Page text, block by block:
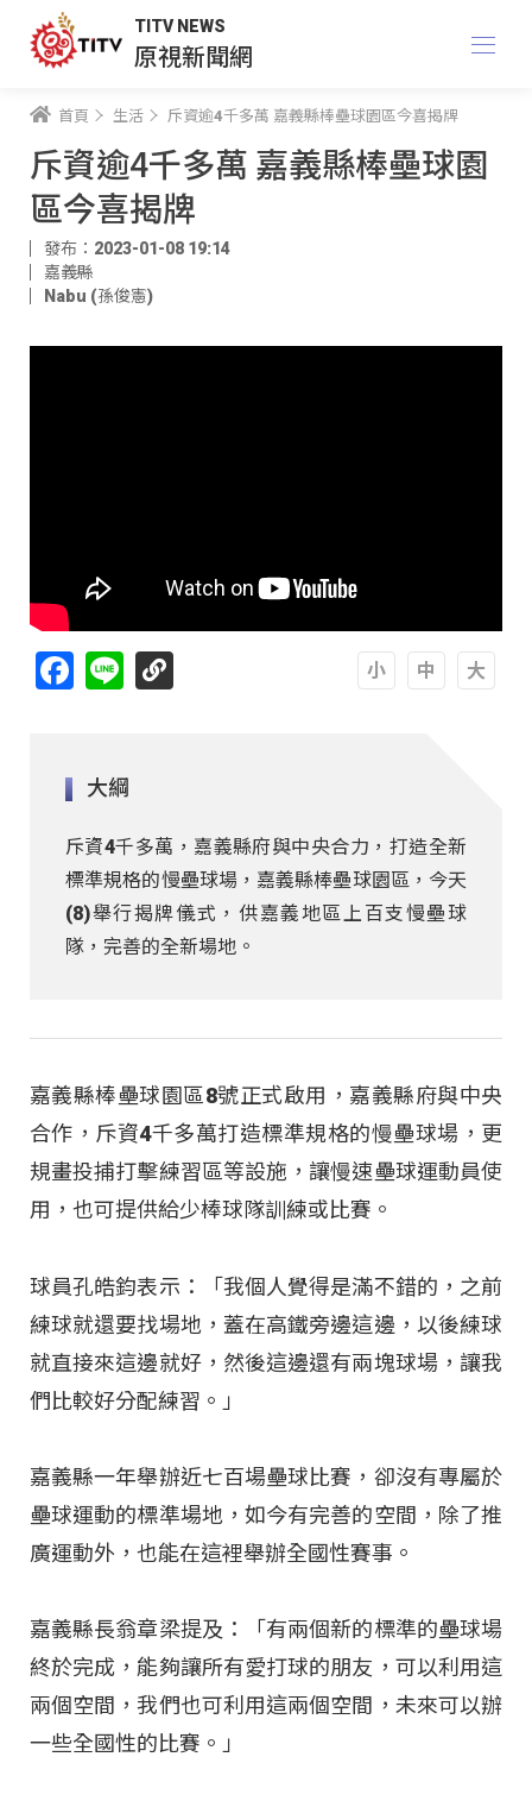
TITV NEWS
原視新聞網
首頁 生活 斥資逾4千多萬 嘉義縣棒壘球園區今喜揭牌
斥資逾4千多萬 嘉義縣棒壘球園
區今喜揭牌
發布：2023-01-08 19:14
嘉義縣
Nabu (孫俊憲)
Facebook
Line
大綱
斥資4千多萬，嘉義縣府與中央合力，打造全新
標準規格的慢壘球場，嘉義縣棒壘球園區，今天
(8)舉行揭牌儀式，供嘉義地區上百支慢壘球
隊，完善的全新場地。
嘉義縣棒壘球園區8號正式啟用，嘉義縣府與中央
合作，斥資4千多萬打造標準規格的慢壘球場，更
規畫投捕打擊練習區等設施，讓慢速壘球運動員使
用，也可提供給少棒球隊訓練或比賽。
球員孔皓鈞表示：「我個人覺得是滿不錯的，之前
練球就還要找場地，蓋在高鐵旁邊這邊，以後練球
就直接來這邊就好，然後這邊還有兩塊球場，讓我
們比較好分配練習。」
嘉義縣一年舉辦近七百場壘球比賽，卻沒有專屬於
壘球運動的標準場地，如今有完善的空間，除了推
廣運動外，也能在這裡舉辦全國性賽事。
嘉義縣長翁章梁提及：「有兩個新的標準的壘球場
終於完成，能夠讓所有愛打球的朋友，可以利用這
兩個空間，我們也可利用這兩個空間，未來可以辦
一些全國性的比賽。」